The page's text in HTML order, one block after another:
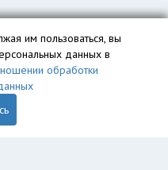
им пользоваться, вы
данных в
обработки